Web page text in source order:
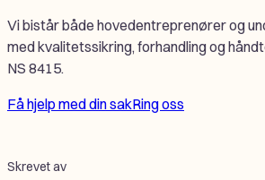
Vi bistår både hovedentreprenører og
med kvalitetssikring, forhandling og
NS 8415.
Få hjelp med din sakRing oss
Skrevet av